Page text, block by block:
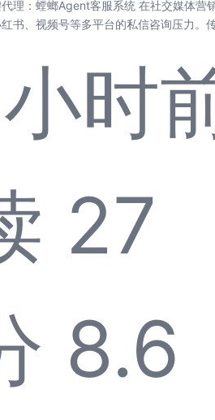
代
理：螳螂Agent客服系统 在社交媒体营
书、视频号等多平台的私信咨询压力。
时
27
8.6